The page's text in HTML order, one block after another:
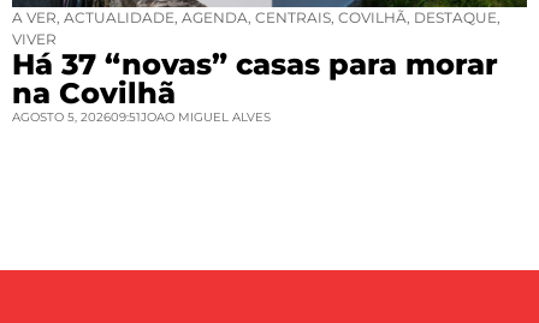
A VER ACTUALIDADE AGENDA CENTRAIS COVILHÃ DESTAQUE
VIVER
Há 37 “novas” casas para morar
na Covilhã
AGOSTO 5, 202609:51JOAO MIGUEL ALVES